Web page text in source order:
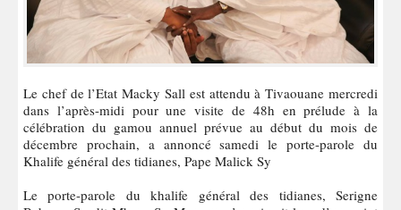
Le chef de l’Etat Macky Sall est attendu à Tivaouane mercredi
dans l’après-midi pour une visite de 48h en prélude à la
célébration du gamou annuel prévue au début du mois de
décembre prochain, a annoncé samedi le porte-parole du
Khalife général des tidianes, Pape Malick Sy
Le porte-parole du khalife général des tidianes, Serigne